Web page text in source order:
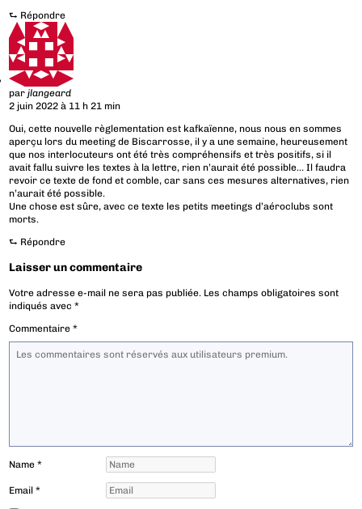
⮑ Répondre
parjlangeard
2 juin 2022 à 11 h 21 min
Oui, cette nouvelle règlementation est kafkaïenne, nous nous en sommes
aperçu lors du meeting de Biscarrosse, il y a une semaine, heureusement
que nos interlocuteurs ont été très compréhensifs et très positifs, si il
avait fallu suivre les textes à la lettre, rien n’aurait été possible… Il faudra
revoir ce texte de fond et comble, car sans ces mesures alternatives, rien
n’aurait été possible.
Une chose est sûre, avec ce texte les petits meetings d’aéroclubs sont
morts.
⮑ Répondre
Laisser un commentaire
Votre adresse e-mail ne sera pas publiée. Les champs obligatoires sont
indiqués avec*
Commentaire*
Name*
Email*